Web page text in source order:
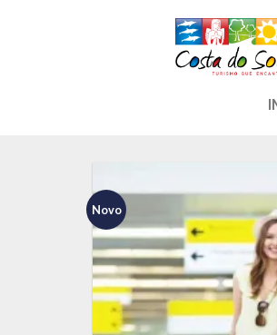
Novo